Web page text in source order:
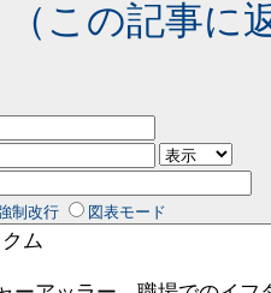
（この記事に
制改行 図表モード